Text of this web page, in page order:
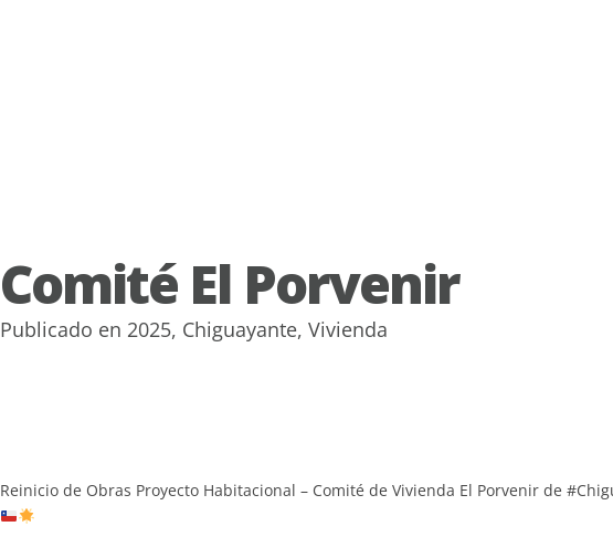
Comité El Porvenir
Publicado en 2025, Chiguayante, Vivienda
Reinicio de Obras Proyecto Habitacional – Comité de Vivienda El Porvenir de